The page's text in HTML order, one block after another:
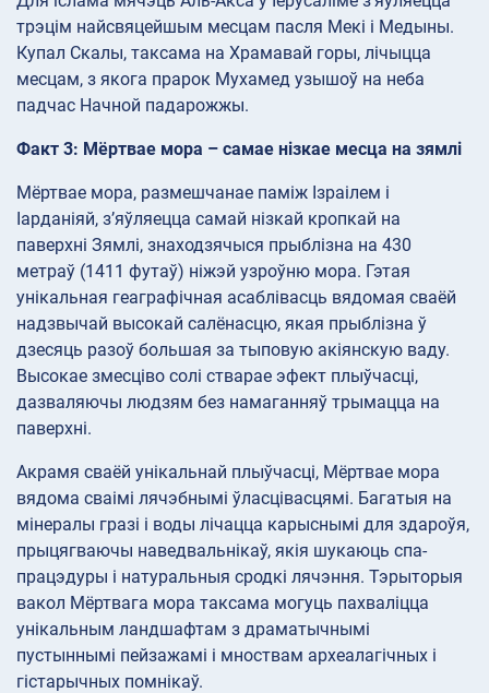
трэцім найсвяцейшым месцам пасля Мекі і Медыны.
Купал Скалы, таксама на Храмавай горы, лічыцца
месцам, з якога прарок Мухамед узышоў на неба
падчас Начной падарожжы.
Факт 3: Мёртвае мора – самае нізкае месца на зямлі
Мёртвае мора, размешчанае паміж Ізраілем і
Іарданіяй, з’яўляецца самай нізкай кропкай на
паверхні Зямлі, знаходзячыся прыблізна на 430
метраў (1411 футаў) ніжэй узроўню мора. Гэтая
унікальная геаграфічная асаблівасць вядомая сваёй
надзвычай высокай салёнасцю, якая прыблізна ў
дзесяць разоў большая за тыповую акіянскую ваду.
Высокае змесціво солі стварае эфект плыўчасці,
дазваляючы людзям без намаганняў трымацца на
паверхні.
Акрамя сваёй унікальнай плыўчасці, Мёртвае мора
вядома сваімі лячэбнымі ўласцівасцямі. Багатыя на
мінералы гразі і воды лічацца карыснымі для здароўя,
прыцягваючы наведвальнікаў, якія шукаюць спа-
працэдуры і натуральныя сродкі лячэння. Тэрыторыя
вакол Мёртвага мора таксама могуць пахваліцца
унікальным ландшафтам з драматычнымі
пустыннымі пейзажамі і мноствам археалагічных і
гістарычных помнікаў.